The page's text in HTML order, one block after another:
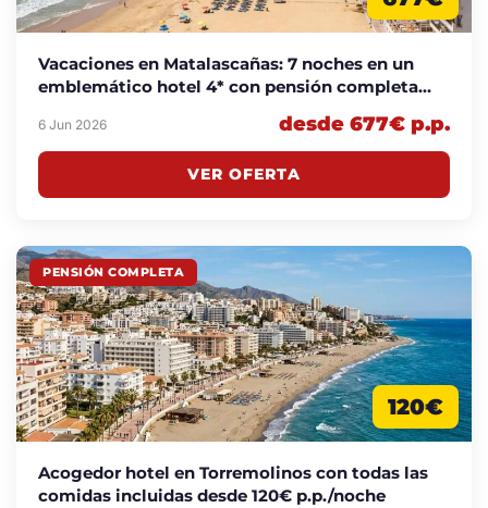
Vacaciones en Matalascañas: 7 noches en un
emblemático hotel 4* con pensión completa
6 Jun 2026 desde 677€ p.p.
VER OFERTA
PENSIÓN COMPLETA
120€
Acogedor hotel en Torremolinos con todas las
comidas incluidas desde 120€ p.p./noche